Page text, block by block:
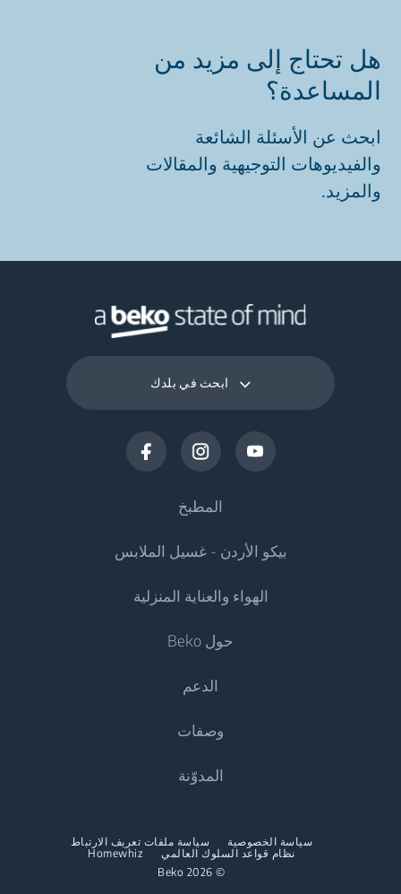
هل تحتاج إلى مزيد من
المساعدة؟
ابحث عن الأسئلة الشائعة
والفيديوهات التوجيهية والمقالات
والمزيد.
ابحث في بلدك
المطبخ
التبريد
البرادات
الثلاجات
غسيل الصحون
أجهزة المطبخ الصغيرة
بيكو الأردن - غسيل الملابس
غسالات الملابس
بيكو الأردن - غسالات الملابس
الغسالات المزودة بنشافة
الغسالات المستقلة المزودة بنشافة
نشافات الملابس
الهواء والعناية المنزلية
العناية بالهواء
مكيفات الهواء
المكانس الكهربائية
المكانس الكهربائية اللاسلكية
حول Beko
نبذة عنا
الدعم
وصفات
المدوّنة
© 2026 Beko
سياسة الخصوصية
سياسة ملفات تعريف الارتباط
نظام قواعد السلوك العالمي
Homewhiz